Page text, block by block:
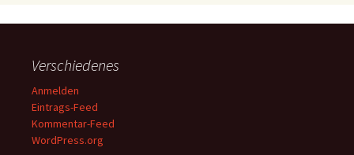
Verschiedenes
Anmelden
Eintrags-Feed
Kommentar-Feed
WordPress.org